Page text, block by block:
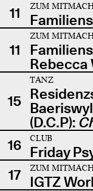
11
ZUM
11
ZUM
Rebecca
15
TANZ
(D.C.P):
16
CLUB
Friday
17
ZUM
IGTZ